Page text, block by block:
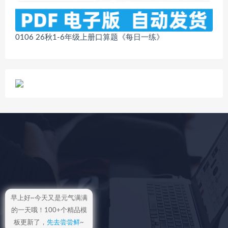
0106 26秋1-6年级上册口算题《每日一练》
早上好~今天又是元气满满
的一天哦！100+个精品模
板更新了， 先去尝尝鲜~